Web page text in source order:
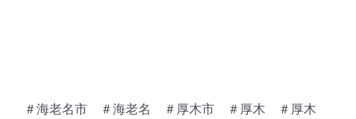
＃海老名市 ＃海老名 ＃厚木市 ＃厚木 ＃厚木